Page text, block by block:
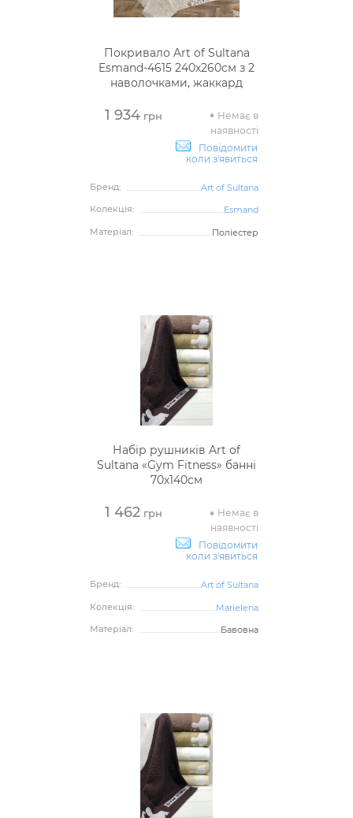
Покривало Art of Sultana
Esmand-4615 240х260см з 2
наволочками, жаккард
1 934грн
Немає в
наявності
Повідомити
коли з'явиться
Бренд:
Art of Sultana
Колекція:
Esmand
Матеріал:
Поліестер
Набір рушників Art of
Sultana «Gym Fitness» банні
70х140см
1 462грн
Немає в
наявності
Повідомити
коли з'явиться
Бренд:
Art of Sultana
Колекція:
Marielena
Матеріал:
Бавовна